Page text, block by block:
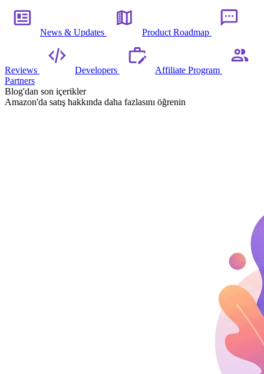
News & Updates Product Roadmap
Reviews Developers
Affiliate Program
Partners
Blog'dan son içerikler
Amazon'da satış hakkında daha fazlasını öğrenin